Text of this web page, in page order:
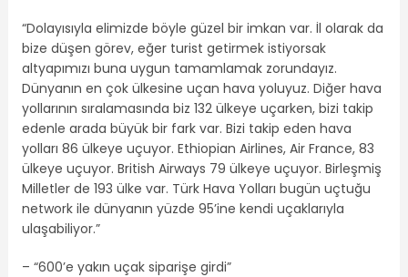
“Dolayısıyla elimizde böyle güzel bir imkan var. İl olarak da
bize düşen görev, eğer turist getirmek istiyorsak
altyapımızı buna uygun tamamlamak zorundayız.
Dünyanın en çok ülkesine uçan hava yoluyuz. Diğer hava
yollarının sıralamasında biz 132 ülkeye uçarken, bizi takip
edenle arada büyük bir fark var. Bizi takip eden hava
yolları 86 ülkeye uçuyor. Ethiopian Airlines, Air France, 83
ülkeye uçuyor. British Airways 79 ülkeye uçuyor. Birleşmiş
Milletler de 193 ülke var. Türk Hava Yolları bugün uçtuğu
network ile dünyanın yüzde 95’ine kendi uçaklarıyla
ulaşabiliyor.”
– “600’e yakın uçak siparişe girdi”